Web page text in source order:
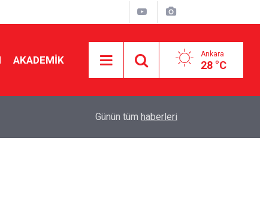
AKADEMİK Ankara
28 °C
"Sınıf öğretmenliği de bir branştır" Maaş
Günün tüm haberleri